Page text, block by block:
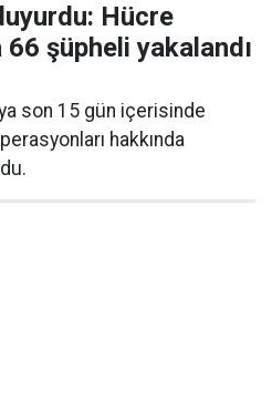
Hücre
şüpheli yakalandı
son 15 gün içerisinde
hakkında